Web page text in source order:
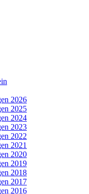
2026
2025
2024
2023
2022
2021
2020
2019
2018
2017
2016